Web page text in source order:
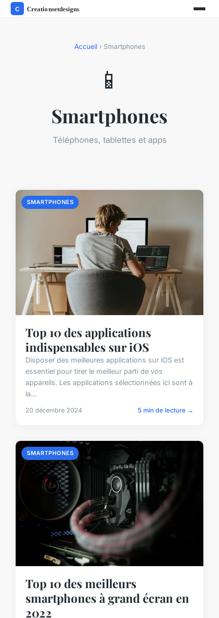
Accueil› Smartphones
📱
Smartphones
Téléphones, tablettes et apps
SMARTPHONES
Top 10 des applications
indispensables sur iOS
Disposer des meilleures applications sur iOS est
essentiel pour tirer le meilleur parti de vos
appareils. Les applications sélectionnées ici sont à
la...
20 décembre 2024 5 min de lecture →
SMARTPHONES
Top 10 des meilleurs
smartphones à grand écran en
2022